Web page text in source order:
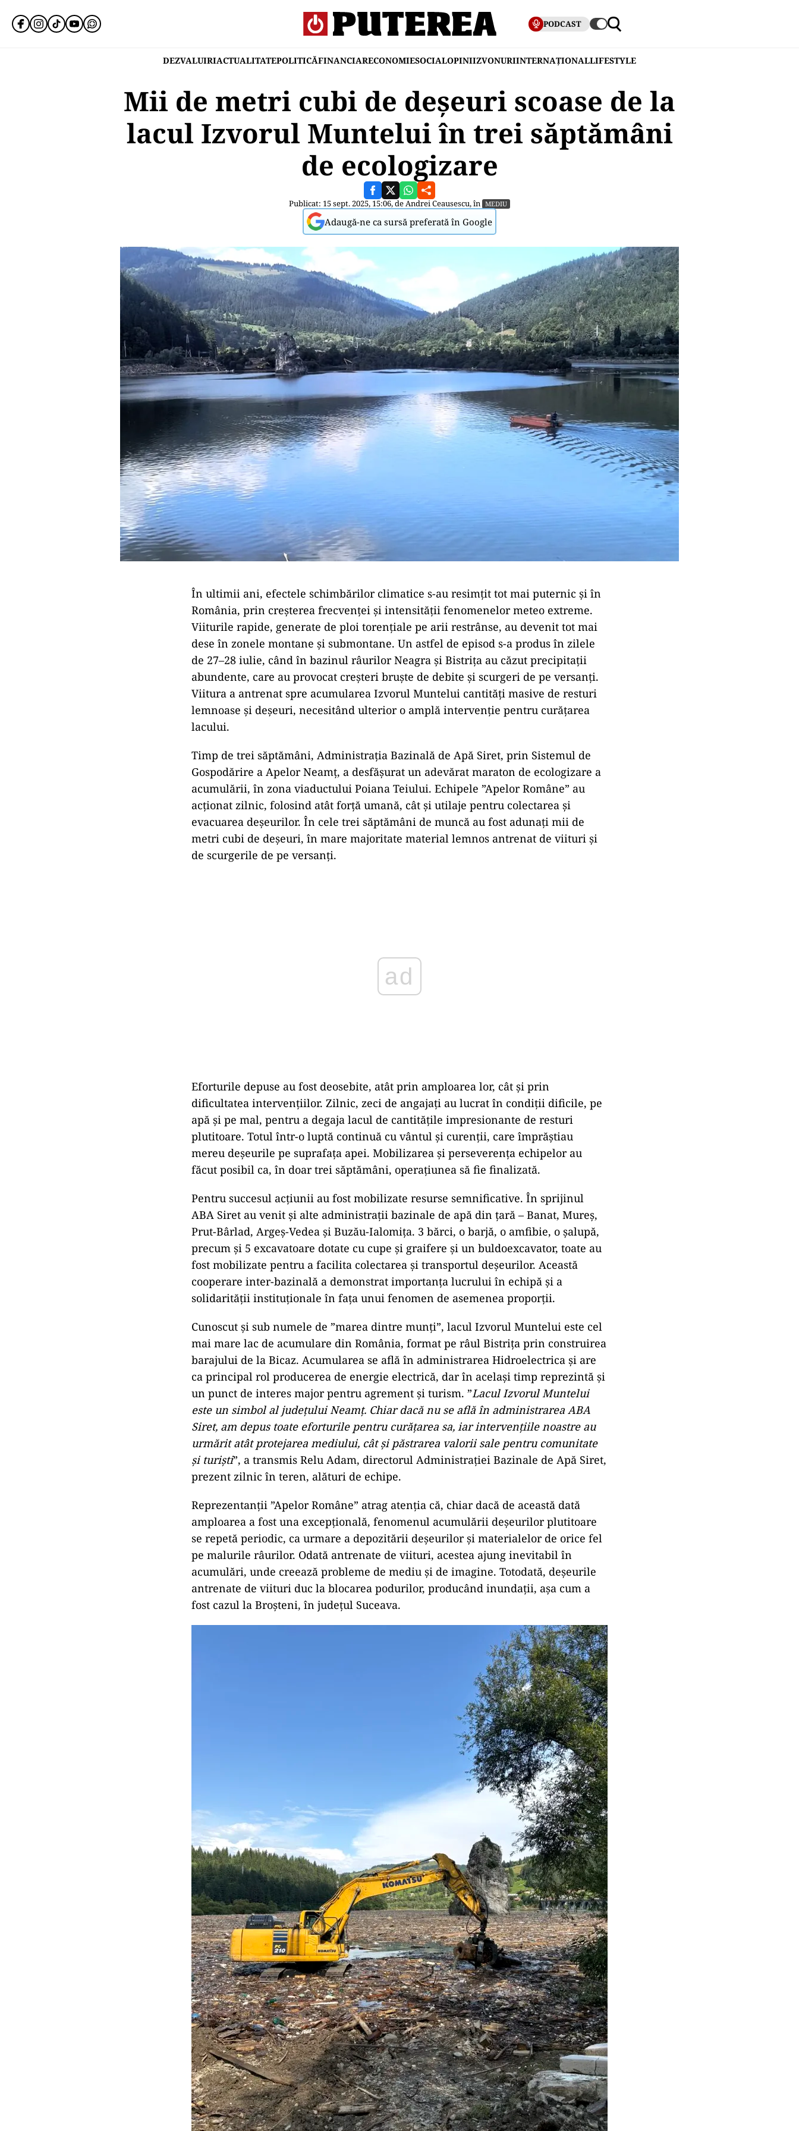
PODCAST
DEZVALUIRIACTUALITATEPOLITICĂFINANCIARECONOMIESOCIALOPINIIZVONURIINTERNAȚIONALLIFESTYLE
Mii de metri cubi de deșeuri scoase de la
lacul Izvorul Muntelui în trei săptămâni
de ecologizare
Publicat: 15 sept. 2025, 15:06, deAndrei Ceausescu, în MEDIU
Adaugă-ne ca sursă preferată în Google
În ultimii ani, efectele schimbărilor climatice s-au resimțit tot mai puternic și în
România, prin creșterea frecvenței și intensității fenomenelor meteo extreme.
Viiturile rapide, generate de ploi torențiale pe arii restrânse, au devenit tot mai
dese în zonele montane și submontane. Un astfel de episod s-a produs în zilele
de 27–28 iulie, când în bazinul râurilor Neagra și Bistrița au căzut precipitații
abundente, care au provocat creșteri bruște de debite și scurgeri de pe versanți.
Viitura a antrenat spre acumularea Izvorul Muntelui cantități masive de resturi
lemnoase și deșeuri, necesitând ulterior o amplă intervenție pentru curățarea
lacului.
Timp de trei săptămâni, Administrația Bazinală de Apă Siret, prin Sistemul de
Gospodărire a Apelor Neamț, a desfășurat un adevărat maraton de ecologizare a
acumulării, în zona viaductului Poiana Teiului. Echipele ”Apelor Române” au
acționat zilnic, folosind atât forță umană, cât și utilaje pentru colectarea și
evacuarea deșeurilor. În cele trei săptămâni de muncă au fost adunați mii de
metri cubi de deșeuri, în mare majoritate material lemnos antrenat de viituri și
de scurgerile de pe versanți.
ad
Eforturile depuse au fost deosebite, atât prin amploarea lor, cât și prin
dificultatea intervențiilor. Zilnic, zeci de angajați au lucrat în condiții dificile, pe
apă și pe mal, pentru a degaja lacul de cantitățile impresionante de resturi
plutitoare. Totul într-o luptă continuă cu vântul și curenții, care împrăștiau
mereu deșeurile pe suprafața apei. Mobilizarea și perseverența echipelor au
făcut posibil ca, în doar trei săptămâni, operațiunea să fie finalizată.
Pentru succesul acțiunii au fost mobilizate resurse semnificative. În sprijinul
ABA Siret au venit și alte administrații bazinale de apă din țară – Banat, Mureș,
Prut-Bârlad, Argeș-Vedea și Buzău-Ialomița. 3 bărci, o barjă, o amfibie, o șalupă,
precum și 5 excavatoare dotate cu cupe și graifere și un buldoexcavator, toate au
fost mobilizate pentru a facilita colectarea și transportul deșeurilor. Această
cooperare inter-bazinală a demonstrat importanța lucrului în echipă și a
solidarității instituționale în fața unui fenomen de asemenea proporții.
Cunoscut și sub numele de ”marea dintre munți”, lacul Izvorul Muntelui este cel
mai mare lac de acumulare din România, format pe râul Bistrița prin construirea
barajului de la Bicaz. Acumularea se află în administrarea Hidroelectrica și are
ca principal rol producerea de energie electrică, dar în același timp reprezintă și
un punct de interes major pentru agrement și turism. ”Lacul Izvorul Muntelui
este un simbol al județului Neamț. Chiar dacă nu se află în administrarea ABA
Siret, am depus toate eforturile pentru curățarea sa, iar intervențiile noastre au
urmărit atât protejarea mediului, cât și păstrarea valorii sale pentru comunitate
și turiști”, a transmis Relu Adam, directorul Administrației Bazinale de Apă Siret,
prezent zilnic în teren, alături de echipe.
Reprezentanții ”Apelor Române” atrag atenția că, chiar dacă de această dată
amploarea a fost una excepțională, fenomenul acumulării deșeurilor plutitoare
se repetă periodic, ca urmare a depozitării deșeurilor și materialelor de orice fel
pe malurile râurilor. Odată antrenate de viituri, acestea ajung inevitabil în
acumulări, unde creează probleme de mediu și de imagine. Totodată, deșeurile
antrenate de viituri duc la blocarea podurilor, producând inundații, așa cum a
fost cazul la Broșteni, în județul Suceava.